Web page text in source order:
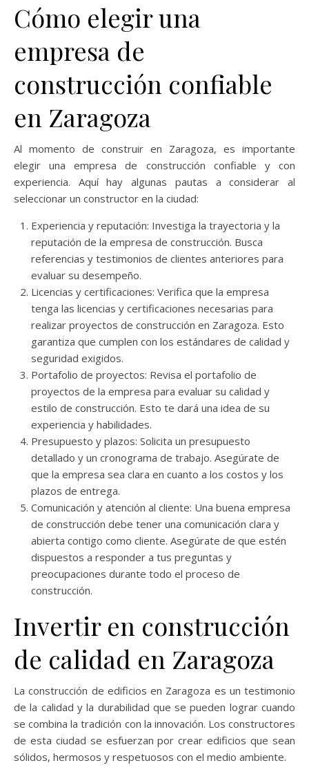
Cómo elegir una
empresa de
construcción confiable
en Zaragoza
Al momento de construir en Zaragoza, es importante
elegir una empresa de construcción confiable y con
experiencia. Aquí hay algunas pautas a considerar al
seleccionar un constructor en la ciudad:
Experiencia y reputación: Investiga la trayectoria y la
reputación de la empresa de construcción. Busca
referencias y testimonios de clientes anteriores para
evaluar su desempeño.
Licencias y certificaciones: Verifica que la empresa
tenga las licencias y certificaciones necesarias para
realizar proyectos de construcción en Zaragoza. Esto
garantiza que cumplen con los estándares de calidad y
seguridad exigidos.
Portafolio de proyectos: Revisa el portafolio de
proyectos de la empresa para evaluar su calidad y
estilo de construcción. Esto te dará una idea de su
experiencia y habilidades.
Presupuesto y plazos: Solicita un presupuesto
detallado y un cronograma de trabajo. Asegúrate de
que la empresa sea clara en cuanto a los costos y los
plazos de entrega.
Comunicación y atención al cliente: Una buena empresa
de construcción debe tener una comunicación clara y
abierta contigo como cliente. Asegúrate de que estén
dispuestos a responder a tus preguntas y
preocupaciones durante todo el proceso de
construcción.
Invertir en construcción
de calidad en Zaragoza
La construcción de edificios en Zaragoza es un testimonio
de la calidad y la durabilidad que se pueden lograr cuando
se combina la tradición con la innovación. Los constructores
de esta ciudad se esfuerzan por crear edificios que sean
sólidos, hermosos y respetuosos con el medio ambiente.